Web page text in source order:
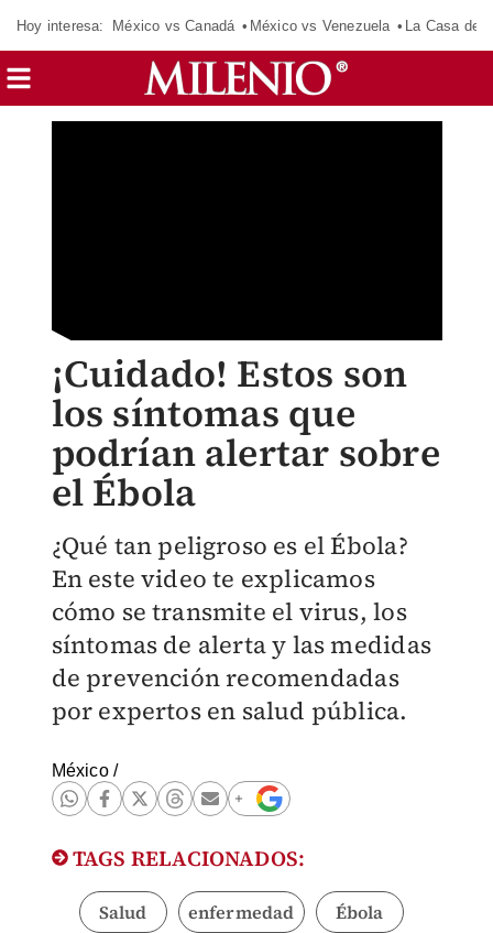
Hoy interesa: México vs Canadá México vs Venezuela La Casa de
¡Cuidado! Estos son
los síntomas que
podrían alertar sobre
el Ébola
¿Qué tan peligroso es el Ébola?
En este video te explicamos
cómo se transmite el virus, los
síntomas de alerta y las medidas
de prevención recomendadas
por expertos en salud pública.
México/
TAGS RELACIONADOS:
Salud enfermedad Ébola